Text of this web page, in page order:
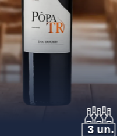
3 un.